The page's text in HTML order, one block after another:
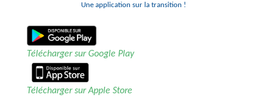
Une application sur la transition !
Télécharger sur Google Play
Télécharger sur Apple Store